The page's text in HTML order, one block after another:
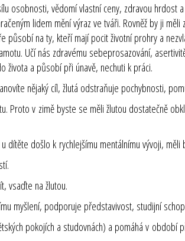
osobnosti, vědomí vlastní ceny, zdravou
lidem mění výraz ve tváři. Rovněž by ji
na ty, kteří mají pocit životní prohry a
Učí nás zdravému sebeprosazování,
života a působí při únavě, nechuti k práci.
nějaký cíl, žlutá odstraňuje pochybnosti,
Proto v zimě byste se měli žlutou dostatečně
dítěte došlo k rychlejšímu mentálnímu vývoji,
vsaďte na žlutou.
myšlení, podporuje představivost, studijní
pokojích a studovnách) a pomáhá v období